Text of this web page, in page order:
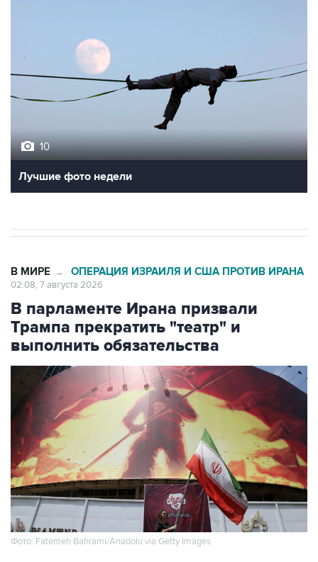
Лучшие фото недели
В парламенте Ирана призвали
Трампа прекратить "театр" и
выполнить обязательства
Фото: Fatemeh Bahrami/Anadolu via Getty Images
Москва. 7 августа. INTERFAX.RU - В Тегеране